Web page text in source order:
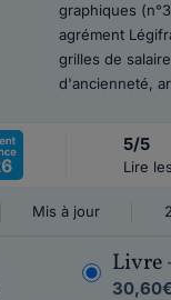
graphiques
agrément
grilles de
d'ancienneté,
5/5
Lire
Mis à jour
Livre